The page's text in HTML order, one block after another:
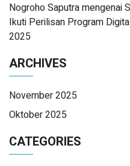
Nogroho Saputramengenai
Ikuti Perilisan Program
2025
ARCHIVES
November 2025
Oktober 2025
CATEGORIES